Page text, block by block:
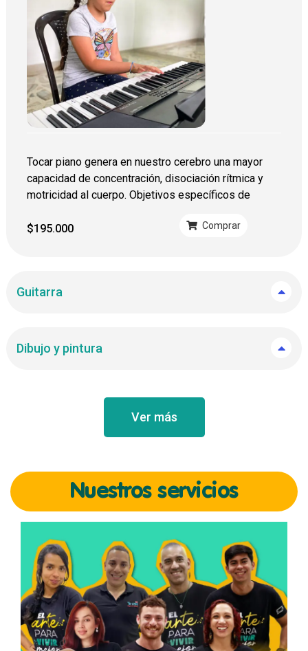
Tocar piano genera en nuestro cerebro una mayor
capacidad de concentración, disociación rítmica y
motricidad al cuerpo. Objetivos específicos de
$195.000 Comprar
Guitarra
Dibujo y pintura
Ver más
Nuestros servicios